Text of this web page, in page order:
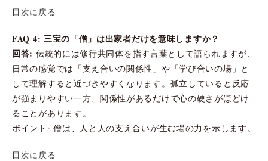
目次に戻る
FAQ 4: 三宝の「僧」は出家者だけを意味しますか？
回答: 伝統的には修行共同体を指す言葉として語られますが、
日常の感覚では「支え合いの関係性」や「学び合いの場」と
して理解すると近づきやすくなります。孤立していると反応
が強まりやすい一方、関係性があるだけで心の硬さがほどけ
ることがあります。
ポイント: 僧は、人と人の支え合いが生む場の力を示します。
目次に戻る